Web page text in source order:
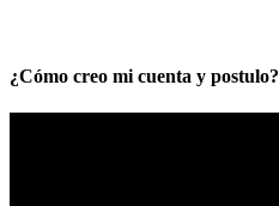
¿Cómo creo mi cuenta y postulo?